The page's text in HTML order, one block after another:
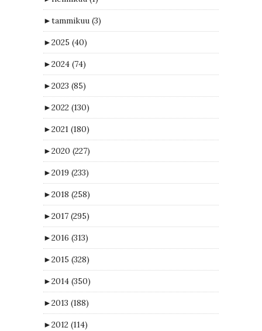
►tammikuu (3)
►2025 (40)
►2024 (74)
►2023 (85)
►2022 (130)
►2021 (180)
►2020 (227)
►2019 (233)
►2018 (258)
►2017 (295)
►2016 (313)
►2015 (328)
►2014 (350)
►2013 (188)
►2012 (114)